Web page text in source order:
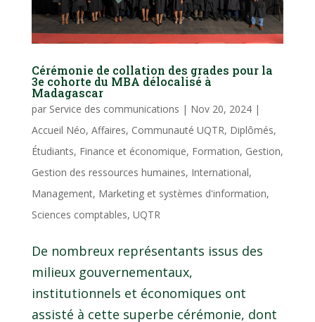
Cérémonie de collation des grades pour la
3e cohorte du MBA délocalisé à
Madagascar
par Service des communications | Nov 20, 2024|
Accueil Néo, Affaires, Communauté UQTR, Diplômés,
Étudiants, Finance et économique, Formation, Gestion,
Gestion des ressources humaines, International,
Management, Marketing et systèmes d'information,
Sciences comptables, UQTR
De nombreux représentants issus des
milieux gouvernementaux,
institutionnels et économiques ont
assisté à cette superbe cérémonie, dont